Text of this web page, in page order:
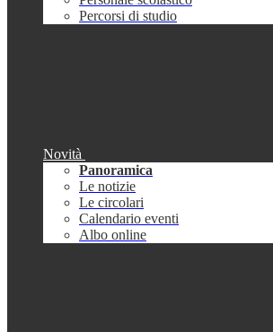
Percorsi di studio
Novità
Panoramica
Le notizie
Le circolari
Calendario eventi
Albo online